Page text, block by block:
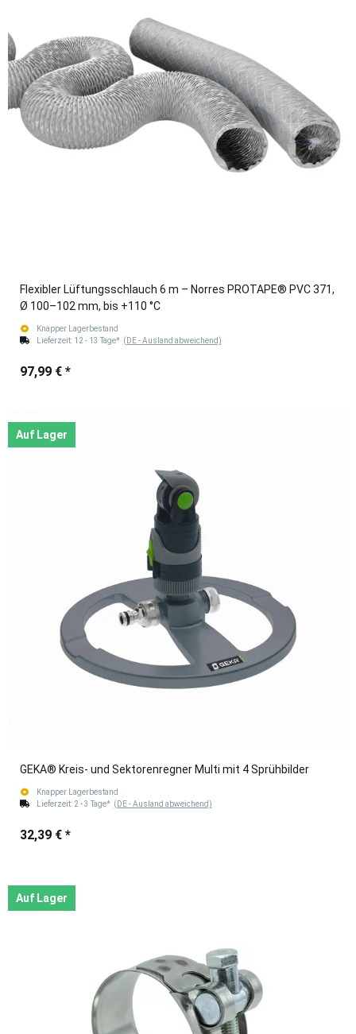
Flexibler Lüftungsschlauch 6 m – Norres PROTAPE® PVC 371,
Ø 100–102 mm, bis +110 °C
Knapper Lagerbestand
Lieferzeit: 12 - 13 Tage* (DE - Ausland abweichend)
97,99 € *
Auf Lager
GEKA® Kreis- und Sektorenregner Multi mit 4 Sprühbilder
Knapper Lagerbestand
Lieferzeit: 2 - 3 Tage* (DE - Ausland abweichend)
32,39 € *
Auf Lager